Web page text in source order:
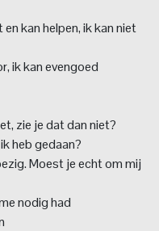
kan helpen, ik kan niet
ik kan evengoed
zie je dat dan niet?
heb gedaan?
Moest je echt om mij
nodig had